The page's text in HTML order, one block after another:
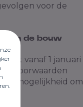
voor de
in de bouw
vanaf 1 januari
voorwaarden
mogelijkheid om
is.